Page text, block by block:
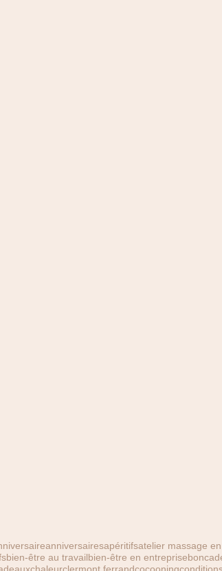
anniversairesapéritifsatelier massage
bien-être au travailbien-être en entreprise
chaleurclermont ferrandcocooning